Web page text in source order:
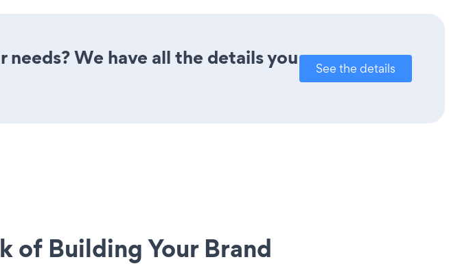
We have all the details you
See the details
of Building Your Brand